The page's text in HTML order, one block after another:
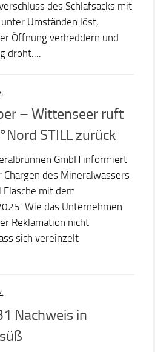
des Schlafsacks mit
Umständen löst,
Öffnung verheddern und
droht....
– Wittenseer ruft
STILL zurück
GmbH informiert
des Mineralwassers
mit dem
Wie das Unternehmen
Reklamation nicht
sich vereinzelt
Nachweis in